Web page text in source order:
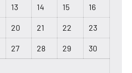
13 14 15 16
20 21 22 23
27 28 29 30